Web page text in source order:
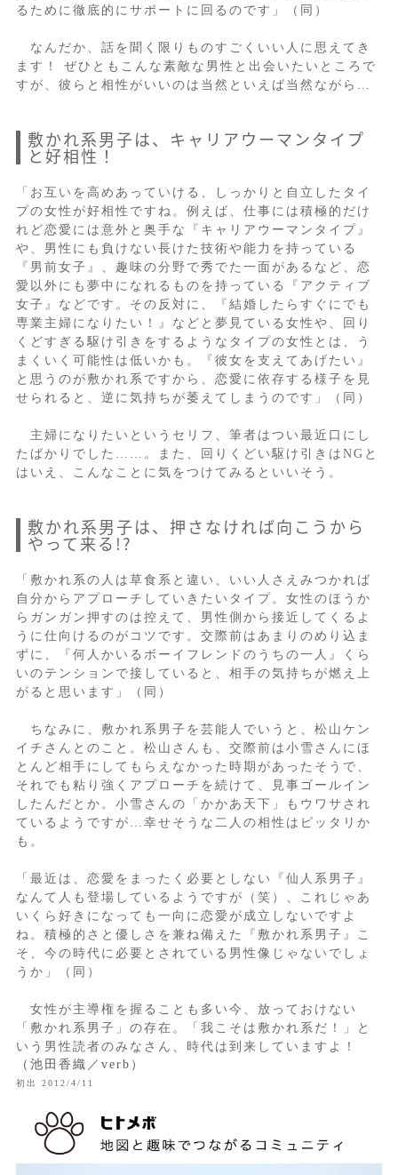
るために徹底的にサポートに回るのです」（同）
なんだか、話を聞く限りものすごくいい人に思えてき
ます！ ぜひともこんな素敵な男性と出会いたいところで
すが、彼らと相性がいいのは当然といえば当然ながら…
敷かれ系男子は、キャリアウーマンタイプ
と好相性！
「お互いを高めあっていける、しっかりと自立したタイ
プの女性が好相性ですね。例えば、仕事には積極的だけ
れど恋愛には意外と奥手な『キャリアウーマンタイプ』
や、男性にも負けない長けた技術や能力を持っている
『男前女子』、趣味の分野で秀でた一面があるなど、恋
愛以外にも夢中になれるものを持っている『アクティブ
女子』などです。その反対に、『結婚したらすぐにでも
専業主婦になりたい！』などと夢見ている女性や、回り
くどすぎる駆け引きをするようなタイプの女性とは、う
まくいく可能性は低いかも。『彼女を支えてあげたい』
と思うのが敷かれ系ですから、恋愛に依存する様子を見
せられると、逆に気持ちが萎えてしまうのです」（同）
主婦になりたいというセリフ、筆者はつい最近口にし
たばかりでした……。また、回りくどい駆け引きはNGと
はいえ、こんなことに気をつけてみるといいそう。
敷かれ系男子は、押さなければ向こうから
やって来る!?
「敷かれ系の人は草食系と違い、いい人さえみつかれば
自分からアプローチしていきたいタイプ。女性のほうか
らガンガン押すのは控えて、男性側から接近してくるよ
うに仕向けるのがコツです。交際前はあまりのめり込ま
ずに、『何人かいるボーイフレンドのうちの一人』くら
いのテンションで接していると、相手の気持ちが燃え上
がると思います」（同）
ちなみに、敷かれ系男子を芸能人でいうと、松山ケン
イチさんとのこと。松山さんも、交際前は小雪さんにほ
とんど相手にしてもらえなかった時期があったそうで、
それでも粘り強くアプローチを続けて、見事ゴールイン
したんだとか。小雪さんの「かかあ天下」もウワサされ
ているようですが…幸せそうな二人の相性はピッタリか
も。
「最近は、恋愛をまったく必要としない『仙人系男子』
なんて人も登場しているようですが（笑）、これじゃあ
いくら好きになっても一向に恋愛が成立しないですよ
ね。積極的さと優しさを兼ね備えた『敷かれ系男子』こ
そ、今の時代に必要とされている男性像じゃないでしょ
うか」（同）
女性が主導権を握ることも多い今、放っておけない
「敷かれ系男子」の存在。「我こそは敷かれ系だ！」と
いう男性読者のみなさん、時代は到来していますよ！
（池田香織／verb）
初出 2012/4/11